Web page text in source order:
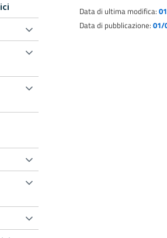
Data di ultima modifica:
Data di pubblicazione: 01/